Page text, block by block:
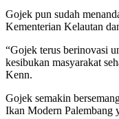
Gojek pun sudah
Kementerian Kelautan
“Gojek terus berinovasi
kesibukan masyarakat
Kenn.
Gojek semakin
Ikan Modern Palembang